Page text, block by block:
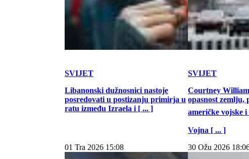
SVIJET
Libanonski dužnosnici nastoje
posredovati u postizanju primirja u
ratu između Izraela i [ ... ]
SVIJET
Courtney
opasnost zemlju,
američke vojske i
Vojna [ ... ]
01 Tra 2026 15:08 30 Ožu 2026